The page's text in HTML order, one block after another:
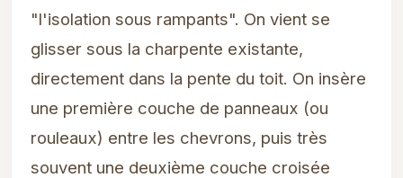
"l'isolation sous rampants". On vient se
glisser sous la charpente existante,
directement dans la pente du toit. On insère
une première couche de panneaux (ou
rouleaux) entre les chevrons, puis très
souvent une deuxième couche croisée